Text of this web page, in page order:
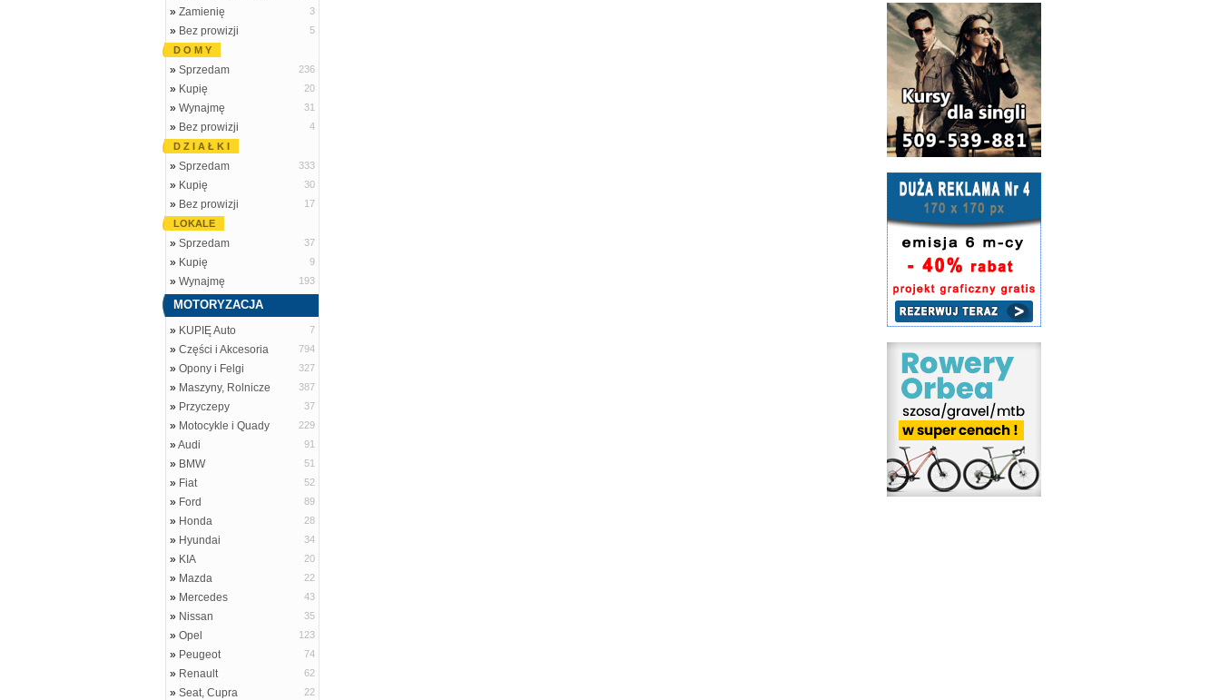
» Zamienię 3
» Bez prowizji
5
D O M Y
» Sprzedam 236
» Kupię 20
» Wynajmę 31
» Bez prowizji
4
D Z I A Ł K I
» Sprzedam 333
» Kupię 30
» Bez prowizji
17
LOKALE
» Sprzedam 37
» Kupię 9
» Wynajmę 193
MOTORYZACJA
» KUPIĘ Auto 7
» Części i Akcesoria 794
» Opony i Felgi 327
» Maszyny, Rolnicze 387
» Przyczepy 37
» Motocykle i Quady 229
»Audi 91
» BMW 51
» Fiat 52
» Ford 89
» Honda 28
» Hyundai 34
» KIA 20
» Mazda 22
» Mercedes 43
» Nissan 35
» Opel 123
» Peugeot 74
» Renault 62
» Seat, Cupra 22